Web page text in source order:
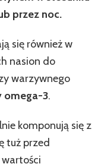
przez noc.
się również w
nasion do
warzywnego
omega-3.
komponują się z
tuż przed